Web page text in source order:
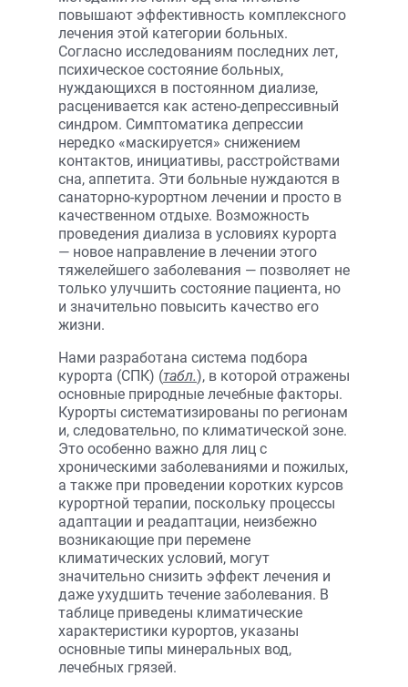
повышают эффективность комплексного
лечения этой категории больных.
Согласно исследованиям последних лет,
психическое состояние больных,
нуждающихся в постоянном диализе,
расценивается как астено-депрессивный
синдром. Симптоматика депрессии
нередко «маскируется» снижением
контактов, инициативы, расстройствами
сна, аппетита. Эти больные нуждаются в
санаторно-курортном лечении и просто в
качественном отдыхе. Возможность
проведения диализа в условиях курорта
— новое направление в лечении этого
тяжелейшего заболевания — позволяет не
только улучшить состояние пациента, но
и значительно повысить качество его
жизни.
Нами разработана система подбора
курорта (СПК) (табл.), в которой отражены
основные природные лечебные факторы.
Курорты систематизированы по регионам
и, следовательно, по климатической зоне.
Это особенно важно для лиц с
хроническими заболеваниями и пожилых,
а также при проведении коротких курсов
курортной терапии, поскольку процессы
адаптации и реадаптации, неизбежно
возникающие при перемене
климатических условий, могут
значительно снизить эффект лечения и
даже ухудшить течение заболевания. В
таблице приведены климатические
характеристики курортов, указаны
основные типы минеральных вод,
лечебных грязей.